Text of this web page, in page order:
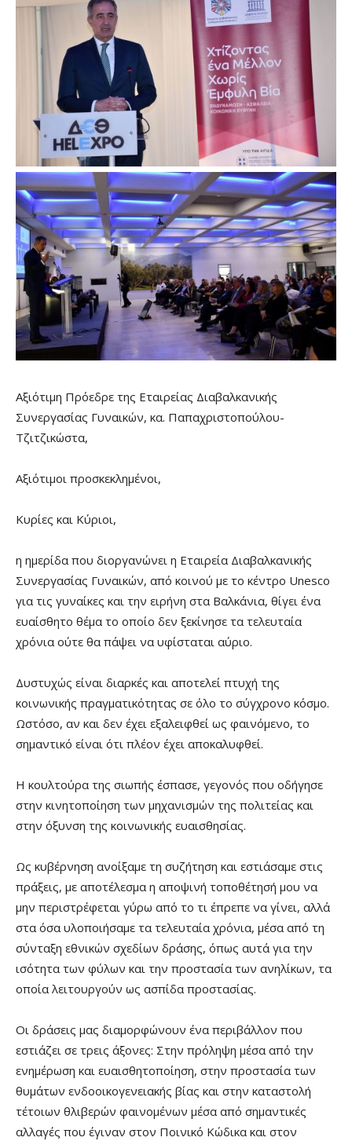
Αξιότιμη Πρόεδρε της Εταιρείας Διαβαλκανικής
Συνεργασίας Γυναικών, κα. Παπαχριστοπούλου-
Τζιτζικώστα,
Αξιότιμοι προσκεκλημένοι,
Κυρίες και Κύριοι,
η ημερίδα που διοργανώνει η Εταιρεία Διαβαλκανικής
Συνεργασίας Γυναικών, από κοινού με το κέντρο Unesco
για τις γυναίκες και την ειρήνη στα Βαλκάνια, θίγει ένα
ευαίσθητο θέμα το οποίο δεν ξεκίνησε τα τελευταία
χρόνια ούτε θα πάψει να υφίσταται αύριο.
Δυστυχώς είναι διαρκές και αποτελεί πτυχή της
κοινωνικής πραγματικότητας σε όλο το σύγχρονο κόσμο.
Ωστόσο, αν και δεν έχει εξαλειφθεί ως φαινόμενο, το
σημαντικό είναι ότι πλέον έχει αποκαλυφθεί.
Η κουλτούρα της σιωπής έσπασε, γεγονός που οδήγησε
στην κινητοποίηση των μηχανισμών της πολιτείας και
στην όξυνση της κοινωνικής ευαισθησίας.
Ως κυβέρνηση ανοίξαμε τη συζήτηση και εστιάσαμε στις
πράξεις, με αποτέλεσμα η αποψινή τοποθέτησή μου να
μην περιστρέφεται γύρω από το τι έπρεπε να γίνει, αλλά
στα όσα υλοποιήσαμε τα τελευταία χρόνια, μέσα από τη
σύνταξη εθνικών σχεδίων δράσης, όπως αυτά για την
ισότητα των φύλων και την προστασία των ανηλίκων, τα
οποία λειτουργούν ως ασπίδα προστασίας.
Οι δράσεις μας διαμορφώνουν ένα περιβάλλον που
εστιάζει σε τρεις άξονες: Στην πρόληψη μέσα από την
ενημέρωση και ευαισθητοποίηση, στην προστασία των
θυμάτων ενδοοικογενειακής βίας και στην καταστολή
τέτοιων θλιβερών φαινομένων μέσα από σημαντικές
αλλαγές που έγιναν στον Ποινικό Κώδικα και στον